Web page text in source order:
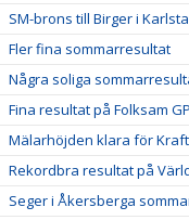
SM-brons till Birger i
Fler fina sommarresultat
Några soliga
Fina resultat på Folksam
Mälarhöjden klara för
Rekordbra resultat på
Seger i Åkersberga